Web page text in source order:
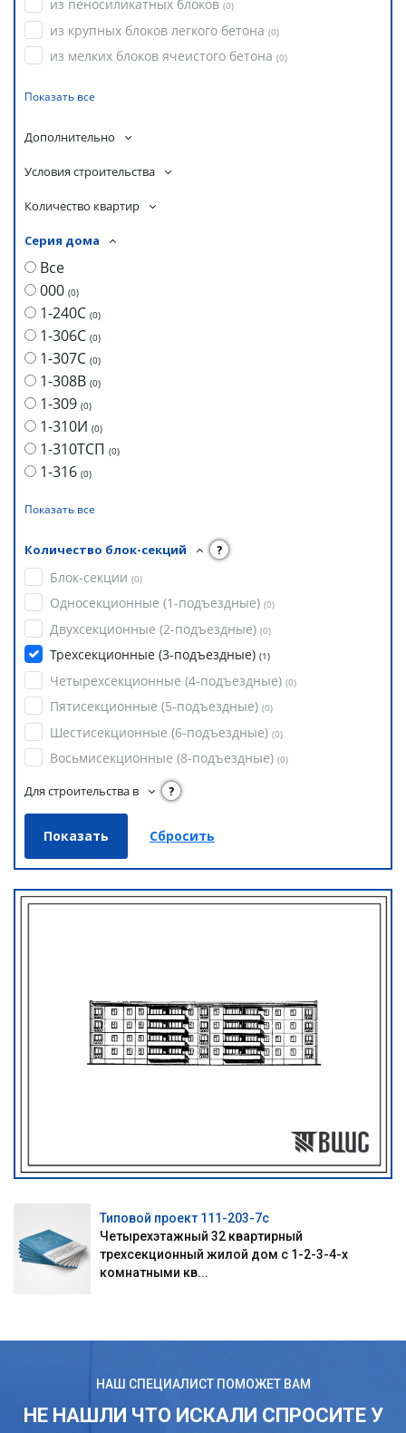
из пеносиликатных блоков (0)
из крупных блоков легкого бетона (0)
из мелких блоков ячеистого бетона (0)
Показать все
Дополнительно
Условия строительства
Количество квартир
Серия дома
Все
000 (0)
1-240С (0)
1-306С (0)
1-307С (0)
1-308В (0)
1-309 (0)
1-310И (0)
1-310ТСП (0)
1-316 (0)
Показать все
Количество блок-секций ?
Блок-секции (0)
Односекционные (1-подъездные) (0)
Двухсекционные (2-подъездные) (0)
Трехсекционные (3-подъездные) (1)
Четырехсекционные (4-подъездные) (0)
Пятисекционные (5-подъездные) (0)
Шестисекционные (6-подъездные) (0)
Восьмисекционные (8-подъездные) (0)
Для строительства в ?
Типовой проект 111-203-7с
Четырехэтажный 32 квартирный
трехсекционный жилой дом с 1-2-3-4-х
комнатными кв...
НАШ СПЕЦИАЛИСТ ПОМОЖЕТ ВАМ
НЕ НАШЛИ ЧТО ИСКАЛИ СПРОСИТЕ У